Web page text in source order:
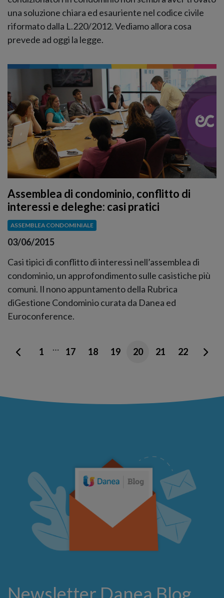
una soluzione chiara ed esauriente nel codice civile
riformato dalla L.220/2012. Vediamo allora cosa
prevede ad oggi la legge.
Assemblea di condominio, conflitto di
interessi e deleghe: casi pratici
ASSEMBLEA CONDOMINIALE
03/06/2015
Casi tipici di conflitto di interessi nell’assemblea di
condominio, un approfondimento sulle casistiche più
comuni. Il nono appuntamento della Rubrica
diGestione Condominio curata da Danea ed
Euroconference.
1 … 17 18 19 20 21 22
Newsletter Danea Blog